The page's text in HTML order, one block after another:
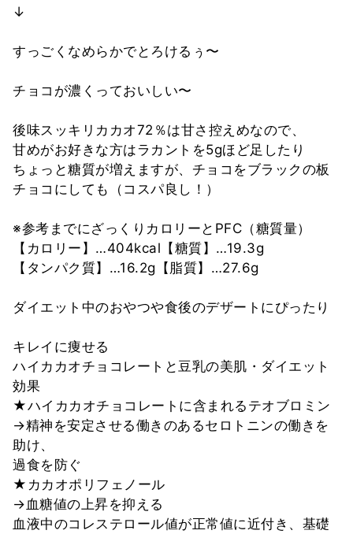
↓
すっごくなめらかでとろけるぅ〜
チョコが濃くっておいしい〜
後味スッキリカカオ72％は甘さ控えめなので、
甘めがお好きな方はラカントを5gほど足したり
ちょっと糖質が増えますが、チョコをブラックの板
チョコにしても（コスパ良し！）
※参考までにざっくりカロリーとPFC（糖質量）
【カロリー】…404kcal【糖質】…19.3g
【タンパク質】…16.2g【脂質】…27.6g
ダイエット中のおやつや食後のデザートにぴったり
キレイに痩せる
ハイカカオチョコレートと豆乳の美肌・ダイエット
効果
★ハイカカオチョコレートに含まれるテオブロミン
→精神を安定させる働きのあるセロトニンの働きを
助け、
過食を防ぐ
★カカオポリフェノール
→血糖値の上昇を抑える
血液中のコレステロール値が正常値に近付き、基礎